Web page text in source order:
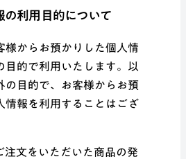
の利用目的について
様からお預かりした個人情
目的で利用いたします。以
の目的で、お客様からお預
情報を利用することはござ
注文をいただいた商品の発